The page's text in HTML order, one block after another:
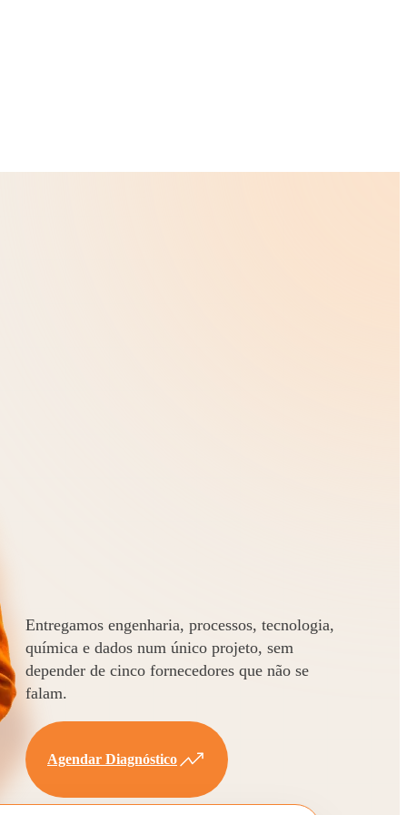
Entregamos engenharia, processos, tecnologia,
química e dados num único projeto, sem
depender de cinco fornecedores que não se
falam.
Agendar Diagnóstico